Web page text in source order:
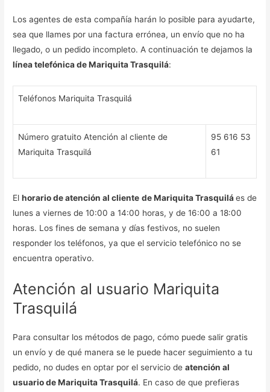
Los agentes de esta compañía harán lo posible para ayudarte,
sea que llames por una factura errónea, un envío que no ha
llegado, o un pedido incompleto. A continuación te dejamos la
línea telefónica de Mariquita Trasquilá:
Teléfonos Mariquita Trasquilá
Número gratuito Atención al cliente de
Mariquita Trasquilá
95 616 53
61
Elhorario de atención al cliente de Mariquita Trasquiláes de
lunes a viernes de 10:00 a 14:00 horas, y de 16:00 a 18:00
horas. Los fines de semana y días festivos, no suelen
responder los teléfonos, ya que el servicio telefónico no se
encuentra operativo.
Atención al usuario Mariquita
Trasquilá
Para consultar los métodos de pago, cómo puede salir gratis
un envío y de qué manera se le puede hacer seguimiento a tu
pedido, no dudes en optar por el servicio deatención al
usuario de Mariquita Trasquilá. En caso de que prefieras